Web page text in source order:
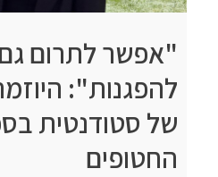
"אפשר לתרום
להפגנות":
של סטודנטית
החטופים